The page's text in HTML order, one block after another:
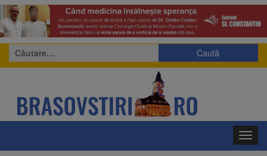
Caută
după: